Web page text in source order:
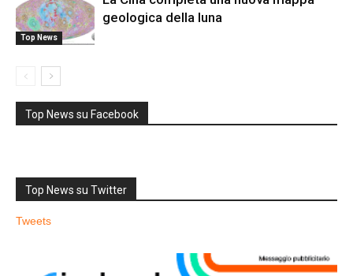
Top News
geologica della luna
Top News su Facebook
Top News su Twitter
Tweets